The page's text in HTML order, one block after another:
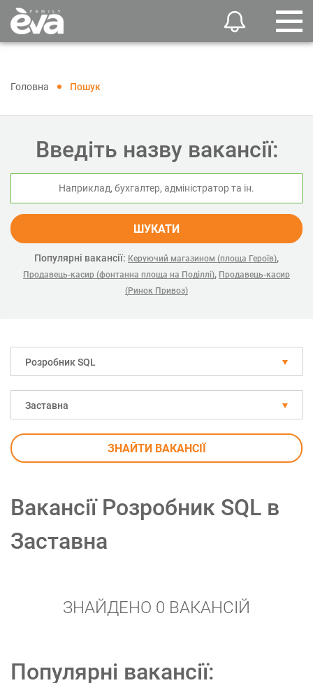
Головна Пошук
Введіть назву вакансії:
ШУКАТИ
Популярні вакансії: Керуючий магазином (площа Героїв),
Продавець-касир (фонтанна площа на Поділлі), Продавець-касир
(Ринок Привоз)
Розробник SQL
Заставна
ЗНАЙТИ ВАКАНСІЇ
Вакансії Розробник SQL в
Заставна
ЗНАЙДЕНО 0 ВАКАНСІЙ
Популярні вакансії: